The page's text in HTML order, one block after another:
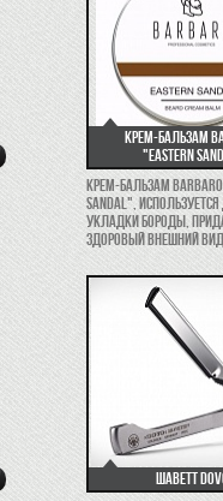
Крем-бальзам
"Eastern
Крем-бальзам
sandal",
укладки бороды,
здоровый внешний
Шаветт